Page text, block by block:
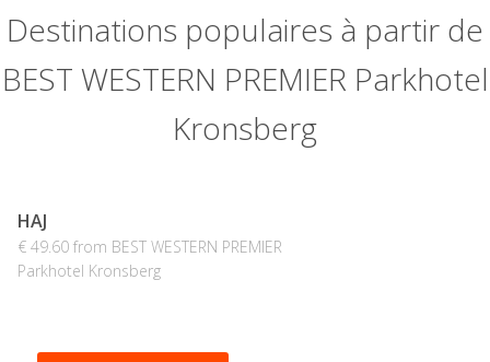
Destinations populaires à partir de
BEST WESTERN PREMIER Parkhotel
Kronsberg
HAJ
€ 49.60 from BEST WESTERN PREMIER
Parkhotel Kronsberg